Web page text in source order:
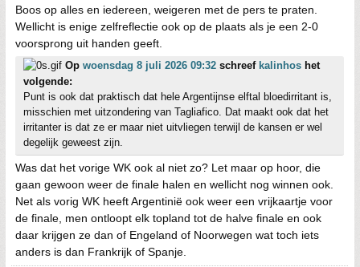
Boos op alles en iedereen, weigeren met de pers te praten.
Wellicht is enige zelfreflectie ook op de plaats als je een 2-0
voorsprong uit handen geeft.
Op woensdag 8 juli 2026 09:32 schreef kalinhos het
volgende:
Punt is ook dat praktisch dat hele Argentijnse elftal bloedirritant is,
misschien met uitzondering van Tagliafico. Dat maakt ook dat het
irritanter is dat ze er maar niet uitvliegen terwijl de kansen er wel
degelijk geweest zijn.
Was dat het vorige WK ook al niet zo? Let maar op hoor, die
gaan gewoon weer de finale halen en wellicht nog winnen ook.
Net als vorig WK heeft Argentinië ook weer een vrijkaartje voor
de finale, men ontloopt elk topland tot de halve finale en ook
daar krijgen ze dan of Engeland of Noorwegen wat toch iets
anders is dan Frankrijk of Spanje.